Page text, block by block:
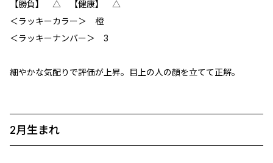
【勝負】 △ 【健康】 △
＜ラッキーカラー＞ 橙
＜ラッキーナンバー＞ 3
細やかな気配りで評価が上昇。目上の人の顔を立てて正解。
2月生まれ